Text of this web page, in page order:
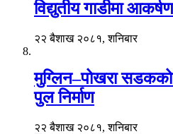
विद्युतीय गाडीमा आकर्षण
२२ बैशाख २०८१, शनिबार
मुग्लिन–पोखरा सडकको
पुल निर्माण
२२ बैशाख २०८१, शनिबार